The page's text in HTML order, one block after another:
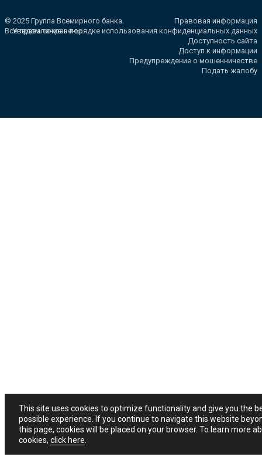
© 2025 Группа Всемирного банка.
Все права сохранены.
Правовая информация
Уведомление о порядке использования конфиденциальных данных
Доступность сайта
Доступ к информации
Предупреждение о мошенничестве
Подать жалобу
This site uses cookies to optimize functionality and give you the
possible experience. If you continue to navigate this website
this page, cookies will be placed on your browser. To learn more
cookies, click here